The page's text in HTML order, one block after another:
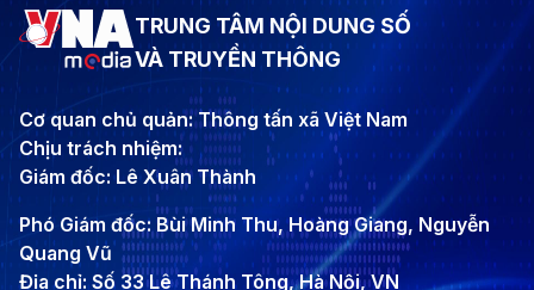
TRUNG TÂM NỘI DUNG SỐ
VÀ TRUYỀN THÔNG
Cơ quan chủ quản: Thông tấn xã Việt Nam
Chịu trách nhiệm:
Giám đốc: Lê Xuân Thành
Phó Giám đốc: Bùi Minh Thu, Hoàng Giang, Nguyễn
Quang Vũ
Địa chỉ: Số 33 Lê Thánh Tông, Hà Nội, VN